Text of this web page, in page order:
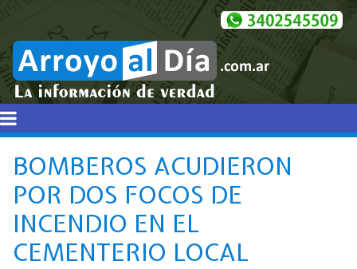
BOMBEROS ACUDIERON
POR DOS FOCOS DE
INCENDIO EN EL
CEMENTERIO LOCAL